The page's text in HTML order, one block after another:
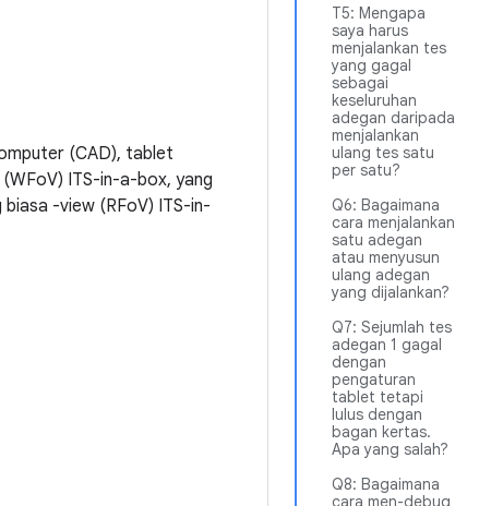
T5: Mengapa
saya harus
menjalankan tes
yang gagal
sebagai
keseluruhan
adegan daripada
menjalankan
ulang tes satu
per satu?
Q6: Bagaimana
cara menjalankan
satu adegan
atau menyusun
ulang adegan
yang dijalankan?
Q7: Sejumlah tes
adegan 1 gagal
dengan
pengaturan
tablet tetapi
lulus dengan
bagan kertas.
Apa yang salah?
Q8: Bagaimana
cara men-debug
(CAD), tablet
ITS-in-a-box, yang
-view (RFoV) ITS-in-